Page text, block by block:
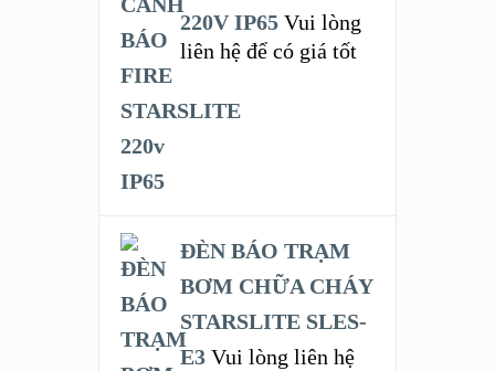
220V IP65 Vui lòng
liên hệ để có giá tốt
ĐÈN BÁO TRẠM
BƠM CHỮA CHÁY
STARSLITE SLES-
E3 Vui lòng liên hệ